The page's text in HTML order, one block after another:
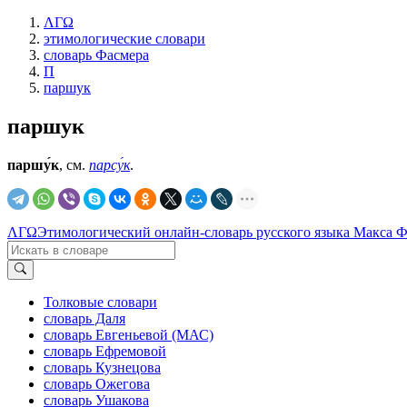
ΛΓΩ
этимологические словари
словарь Фасмера
П
паршук
паршук
паршу́к, см. парсу́к.
ΛΓΩЭтимологический онлайн-словарь русского языка Макса
Толковые словари
словарь Даля
словарь Евгеньевой (МАС)
словарь Ефремовой
словарь Кузнецова
словарь Ожегова
словарь Ушакова